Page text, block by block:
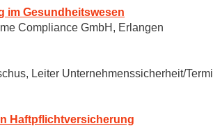
im Gesundheitswesen
Compliance GmbH, Erlangen
Leiter Unternehmenssicherheit/
Haftpflichtversicherung